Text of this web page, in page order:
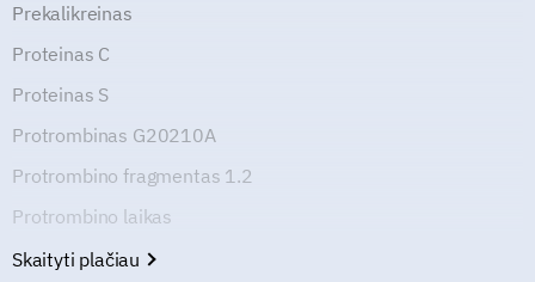
Prekalikreinas
Proteinas C
Proteinas S
Protrombinas G20210A
Protrombino fragmentas 1.2
Protrombino laikas
Skaityti plačiau